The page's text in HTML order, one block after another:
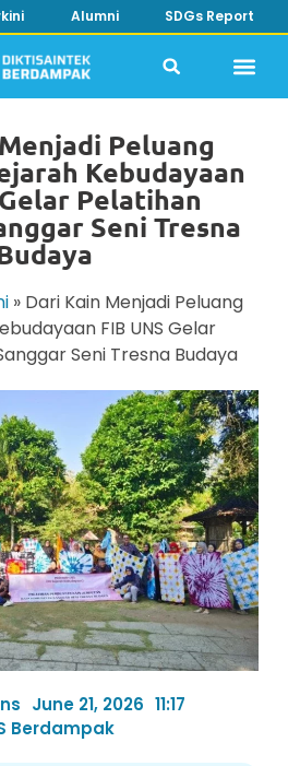
Alumni SDGs Report
Peluang
Kebudayaan
Pelatihan
Seni Tresna
» Dari Kain Menjadi Peluang
FIB UNS Gelar
Seni Tresna Budaya
June 21, 2026 11:17
Berdampak